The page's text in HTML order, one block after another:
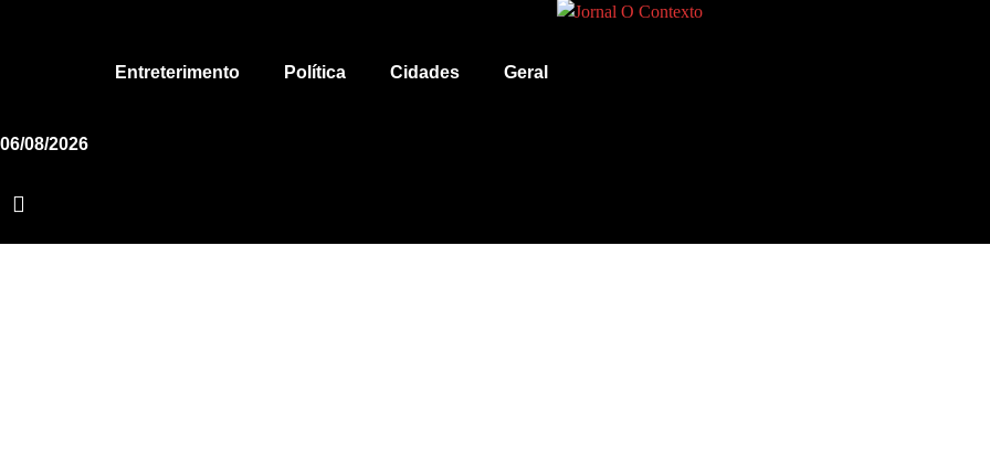
Entreterimento Política Cidades Geral
06/08/2026